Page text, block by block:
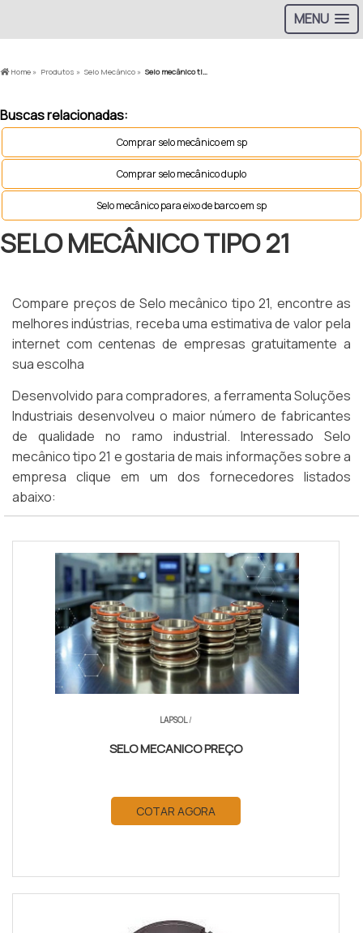
MENU
Home » Produtos » Selo Mecânico » Selo mecânico tipo 21
Buscas relacionadas:
Comprar selo mecânico em sp
Comprar selo mecânico duplo
Selo mecânico para eixo de barco em sp
SELO MECÂNICO TIPO 21
Compare preços de Selo mecânico tipo 21, encontre as
melhores indústrias, receba uma estimativa de valor pela
internet com centenas de empresas gratuitamente a
sua escolha
Desenvolvido para compradores, a ferramenta Soluções
Industriais desenvolveu o maior número de fabricantes
de qualidade no ramo industrial. Interessado Selo
mecânico tipo 21 e gostaria de mais informações sobre a
empresa clique em um dos fornecedores listados
abaixo:
LAPSOL/
SELO MECANICO PREÇO
COTAR AGORA